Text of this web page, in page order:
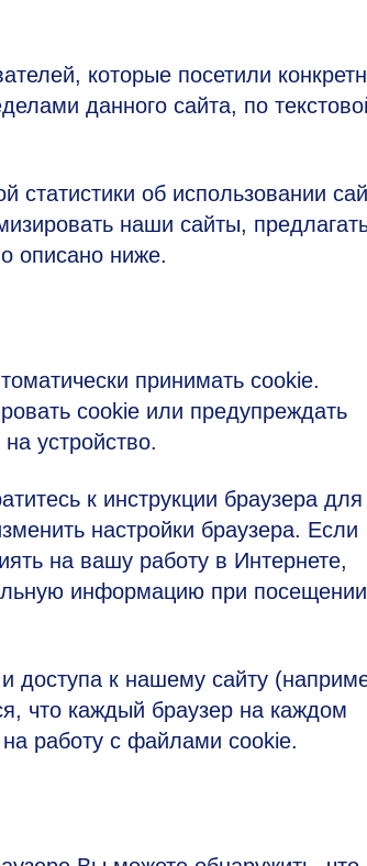
которые посетили
данного сайта, по
об использовании
наши сайты,
описано ниже.
принимать cookie.
cookie или предупреждать
устройство.
к инструкции браузера для
настройки браузера. Если
на вашу работу в Интернете,
информацию при посещении
доступа к нашему сайту
что каждый браузер на каждом
на работу с файлами cookie.